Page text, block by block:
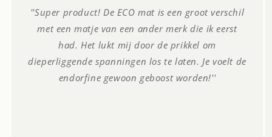
''Super product! De ECO mat is een groot verschil
met een matje van een ander merk die ik eerst
had. Het lukt mij door de prikkel om
dieperliggende spanningen los te laten. Je voelt de
endorfine gewoon geboost worden!''